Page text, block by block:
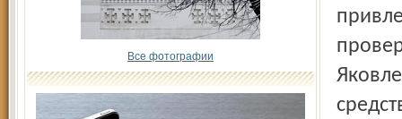
Все фотографии